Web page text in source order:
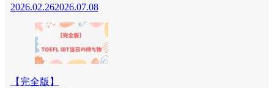
2026.02.262026.07.08
【完全版】